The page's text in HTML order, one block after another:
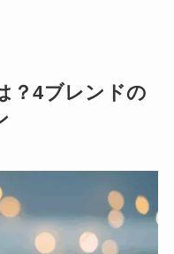
？4ブレンドの